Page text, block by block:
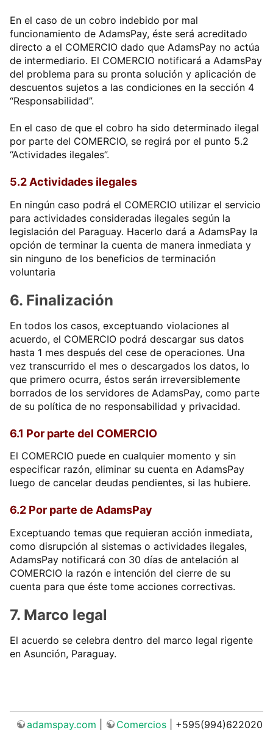
En el caso de un cobro indebido por mal
funcionamiento de AdamsPay, éste será acreditado
directo a el COMERCIO dado que AdamsPay no actúa
de intermediario. El COMERCIO notificará a AdamsPay
del problema para su pronta solución y aplicación de
descuentos sujetos a las condiciones en la sección 4
“Responsabilidad”.
En el caso de que el cobro ha sido determinado ilegal
por parte del COMERCIO, se regirá por el punto 5.2
“Actividades ilegales”.
5.2 Actividades ilegales
En ningún caso podrá el COMERCIO utilizar el servicio
para actividades consideradas ilegales según la
legislación del Paraguay. Hacerlo dará a AdamsPay la
opción de terminar la cuenta de manera inmediata y
sin ninguno de los beneficios de terminación
voluntaria
6. Finalización
En todos los casos, exceptuando violaciones al
acuerdo, el COMERCIO podrá descargar sus datos
hasta 1 mes después del cese de operaciones. Una
vez transcurrido el mes o descargados los datos, lo
que primero ocurra, éstos serán irreversiblemente
borrados de los servidores de AdamsPay, como parte
de su política de no responsabilidad y privacidad.
6.1 Por parte del COMERCIO
El COMERCIO puede en cualquier momento y sin
especificar razón, eliminar su cuenta en AdamsPay
luego de cancelar deudas pendientes, si las hubiere.
6.2 Por parte de AdamsPay
Exceptuando temas que requieran acción inmediata,
como disrupción al sistemas o actividades ilegales,
AdamsPay notificará con 30 días de antelación al
COMERCIO la razón e intención del cierre de su
cuenta para que éste tome acciones correctivas.
7. Marco legal
El acuerdo se celebra dentro del marco legal rigente
en Asunción, Paraguay.
adamspay.com Comercios | +595(994)622020